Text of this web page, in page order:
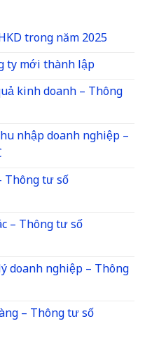
trong năm 2025
ty mới thành lập
kinh doanh – Thông
nhập doanh nghiệp –
Thông tư số
– Thông tư số
doanh nghiệp – Thông
– Thông tư số